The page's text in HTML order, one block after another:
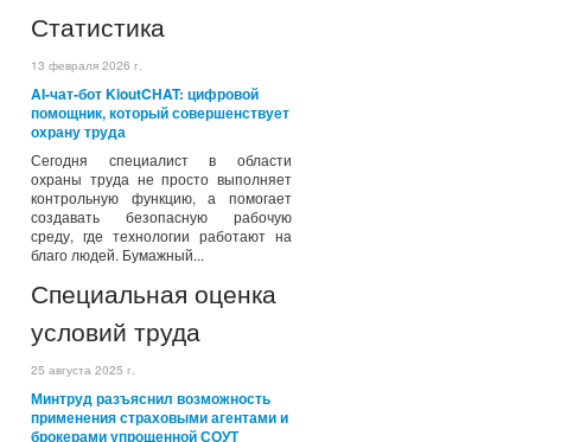
Статистика
13 февраля 2026 г.
AI-чат-бот KioutCHAT: цифровой
помощник, который совершенствует
охрану труда
Сегодня специалист в области
охраны труда не просто выполняет
контрольную функцию, а помогает
создавать безопасную рабочую
среду, где технологии работают на
благо людей. Бумажный...
Специальная оценка
условий труда
25 августа 2025 г.
Минтруд разъяснил возможность
применения страховыми агентами и
брокерами упрощенной СОУТ